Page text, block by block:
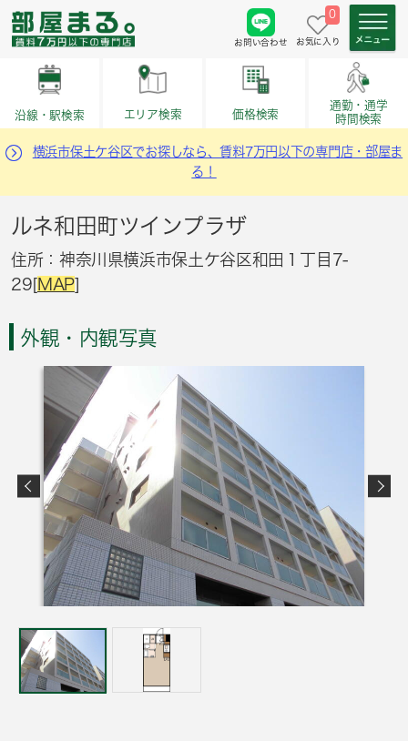
お問い合わせ
0
お気に入り
沿線・駅検索 エリア検索 価格検索
通勤・通学
時間検索
横浜市保土ケ谷区でお探しなら、賃料7万円以下の専門店・部屋ま
る！
ルネ和田町ツインプラザ
住所：神奈川県横浜市保土ケ谷区和田１丁目7-
29[MAP]
外観・内観写真